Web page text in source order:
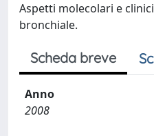
Aspetti molecolari e
bronchiale.
Scheda breve
Anno
2008